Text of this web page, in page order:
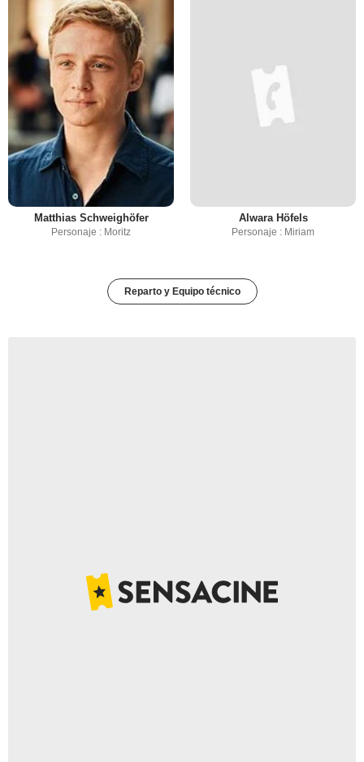
Matthias Schweighöfer
Personaje : Moritz
Alwara Höfels
Personaje : Miriam
Reparto y Equipo técnico